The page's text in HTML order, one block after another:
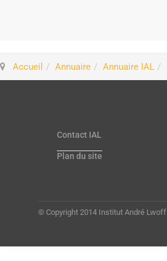
Accueil Annuaire Annuaire IAL
Contact IAL
Plan du site
© Copyright 2014 Institut André